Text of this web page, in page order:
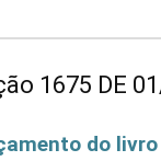
1675 DE
do livro